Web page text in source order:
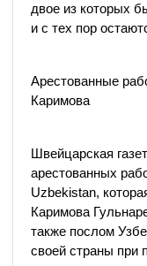
двое из которых
и с тех пор
Арестованные
Каримова
Швейцарская
арестованных
Uzbekistan,
Каримова
также послом
своей страны при